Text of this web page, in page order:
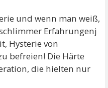
und wenn man weiß,
Erfahrungenj
Hysterie von
befreien! Die Härte
die hielten nur